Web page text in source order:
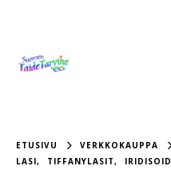
ETUSIVU
VERKKOKAUPPA
LASI, TIFFANYLASIT,